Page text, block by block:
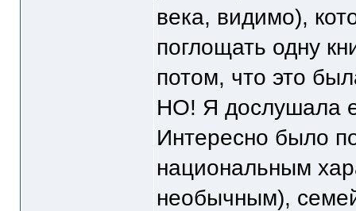
века, видимо),
поглощать одну
потом, что это
НО! Я дослушала
Интересно было
национальным
необычным),